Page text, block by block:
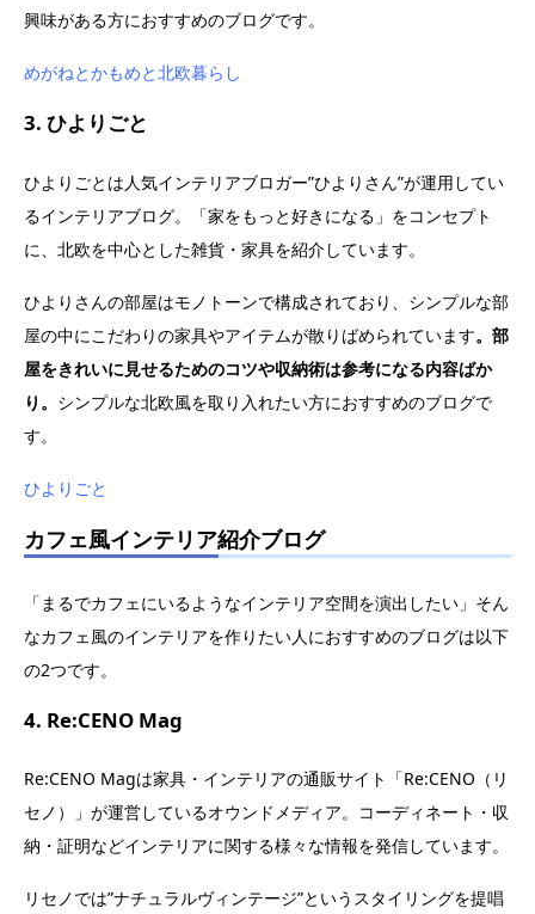
興味がある方におすすめのブログです。
めがねとかもめと北欧暮らし
3. ひよりごと
ひよりごとは人気インテリアブロガー”ひよりさん”が運用してい
るインテリアブログ。「家をもっと好きになる」をコンセプト
に、北欧を中心とした雑貨・家具を紹介しています。
ひよりさんの部屋はモノトーンで構成されており、シンプルな部
屋の中にこだわりの家具やアイテムが散りばめられています。部
屋をきれいに見せるためのコツや収納術は参考になる内容ばか
り。 シンプルな北欧風を取り入れたい方におすすめのブログで
す。
ひよりごと
カフェ風インテリア紹介ブログ
「まるでカフェにいるようなインテリア空間を演出したい」そん
なカフェ風のインテリアを作りたい人におすすめのブログは以下
の2つです。
4. Re:CENO Mag
Re:CENO Magは家具・インテリアの通販サイト「Re:CENO（リ
セノ）」が運営しているオウンドメディア。コーディネート・収
納・証明などインテリアに関する様々な情報を発信しています。
リセノでは”ナチュラルヴィンテージ”というスタイリングを提唱